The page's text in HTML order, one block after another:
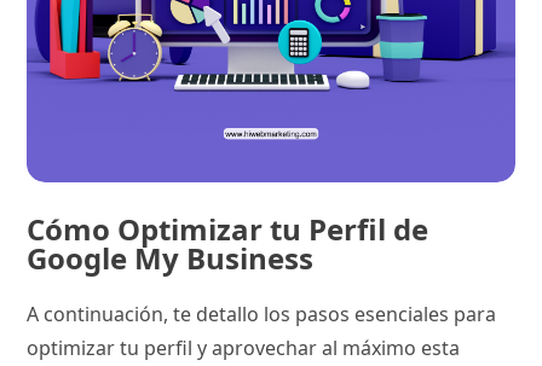
Cómo Optimizar tu Perfil de
Google My Business
A continuación, te detallo los pasos esenciales para
optimizar tu perfil y aprovechar al máximo esta